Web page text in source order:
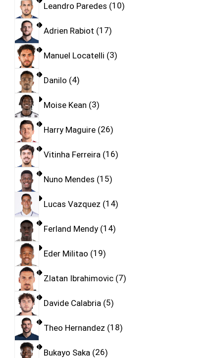
Leandro Paredes 10
Adrien Rabiot 17
Manuel Locatelli 3
Danilo 4
Moise Kean 3
Harry Maguire 26
Vitinha Ferreira 16
Nuno Mendes 15
Lucas Vazquez 14
Ferland Mendy 14
Eder Militao 19
Zlatan Ibrahimovic 7
Davide Calabria 5
Theo Hernandez 18
Bukayo Saka 26